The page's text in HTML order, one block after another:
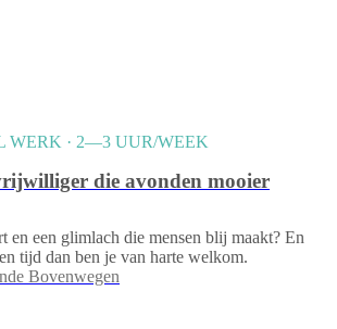
WERK · 2—3 UUR/WEEK
die avonden mooier
en een glimlach die mensen blij maakt? En
tijd dan ben je van harte welkom.
Bovenwegen